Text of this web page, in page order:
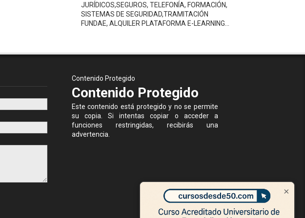
JURÍDICOS,SEGUROS, TELEFONÍA, FORMACIÓN,
SISTEMAS DE SEGURIDAD,TRAMITACIÓN
FUNDAE, ALQUILER PLATAFORMA E-LEARNING…
×
Contenido Protegido
Contenido Protegido
Este contenido está protegido y no se permite
su copia. Si intentas copiar o acceder a
funciones restringidas, recibirás una
advertencia.